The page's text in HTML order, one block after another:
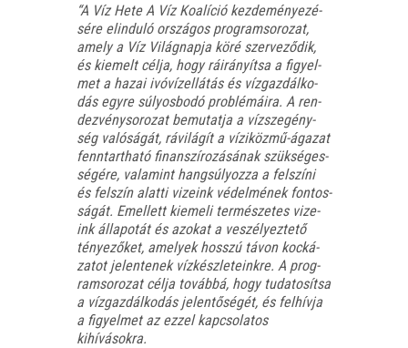
“A Víz HeteA Víz Koa­lí­ció kez­de­mé­nye­zé­
sé­re elin­du­ló orszá­gos prog­ram­so­ro­zat,
amely a Víz Világ­nap­ja köré szer­ve­ző­dik,
és kiemelt cél­ja, hogy ráirá­nyít­sa a figyel­
met a hazai ivó­víz­el­lá­tás és víz­gaz­dál­ko­
dás egy­re súlyos­bo­dó prob­lé­má­i­ra. A ren­
dez­vény­so­ro­zat bemu­tat­ja a víz­sze­gény­
ség való­sá­gát, rávi­lá­gít a vízi­köz­mű-ága­zat
fenn­tart­ha­tó finan­szí­ro­zá­sá­nak szük­sé­ges­
sé­gé­re, vala­mint hang­sú­lyoz­za a fel­szí­ni
és fel­szín alat­ti vize­ink védel­mé­nek fon­tos­
sá­gát. Emel­lett kieme­li ter­mé­sze­tes vize­
ink álla­po­tát és azo­kat a veszé­lyez­te­tő
ténye­ző­ket, ame­lyek hosszú távon koc­ká­
za­tot jelen­te­nek víz­kész­le­te­ink­re. A prog­
ram­so­ro­zat cél­ja továb­bá, hogy tuda­to­sít­sa
a víz­gaz­dál­ko­dás jelen­tő­sé­gét, és fel­hív­ja
a figyel­met az ezzel kap­cso­la­tos
kihívásokra.